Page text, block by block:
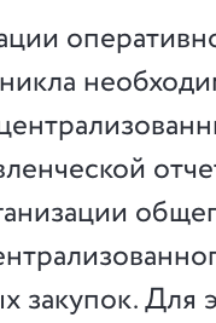
закупок. Для